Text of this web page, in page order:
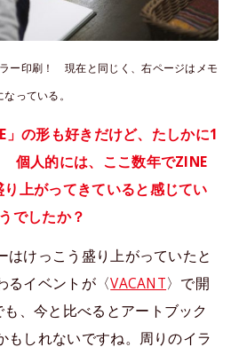
ラー印刷！ 現在と同じく、右ページはメモ
なっている。
の形も好きだけど、たしかに1
人的には、ここ数年でZINE
上がってきていると感じてい
でしたか？
はけっこう盛り上がっていたと
るイベントが〈VACANT〉で開
、今と比べるとアートブック
もしれないですね。周りのイラ